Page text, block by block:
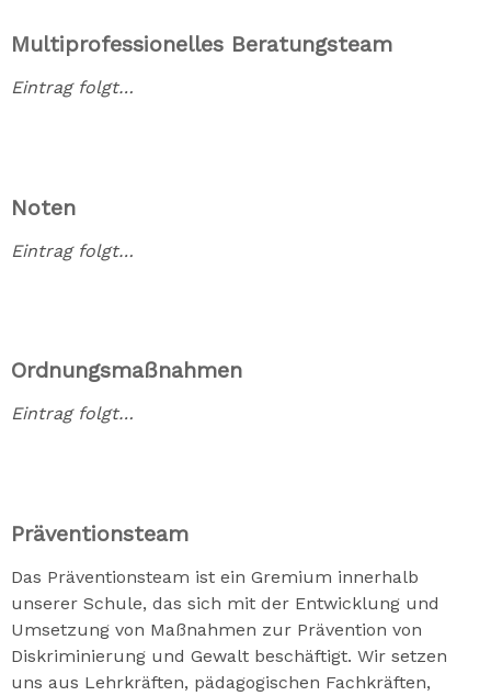
Multiprofessionelles Beratungsteam
Eintrag folgt…
Noten
Eintrag folgt…
Ordnungsmaßnahmen
Eintrag folgt…
Präventionsteam
Das Präventionsteam ist ein Gremium innerhalb
unserer Schule, das sich mit der Entwicklung und
Umsetzung von Maßnahmen zur Prävention von
Diskriminierung und Gewalt beschäftigt. Wir setzen
uns aus Lehrkräften, pädagogischen Fachkräften,